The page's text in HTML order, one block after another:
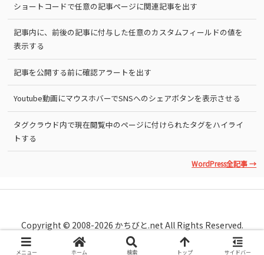
ショートコードで任意の記事ページに関連記事を出す
記事内に、前後の記事に付与した任意のカスタムフィールドの値を
表示する
記事を公開する前に確認アラートを出す
Youtube動画にマウスホバーでSNSへのシェアボタンを表示させる
タグクラウド内で現在閲覧中のページに付けられたタグをハイライ
トする
WordPress全記事 →
Copyright © 2008-2026 かちびと.net All Rights Reserved.
メニュー ホーム 検索 トップ サイドバー